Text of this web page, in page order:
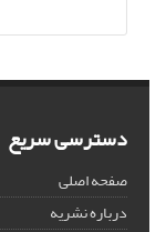
دسترسی سریع
صفحه اصلی
درباره نشریه